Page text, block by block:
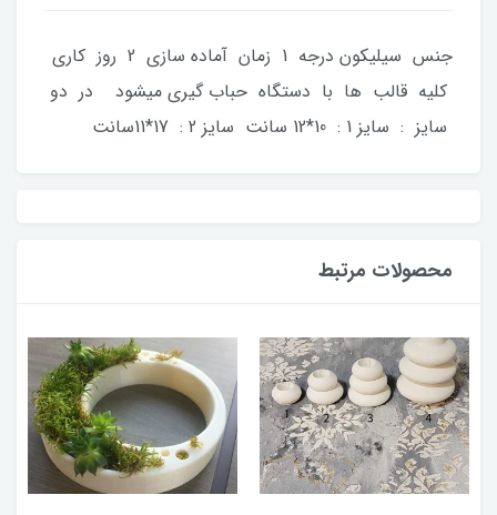
جنس سیلیکون درجه 1 زمان آماده سازی 2 روز کاری
کلیه قالب ها با دستگاه حباب گیری میشود در دو
سایز : سایز 1 : 10*12 سانت سایز 2 : 17*11سانت
محصولات مرتبط